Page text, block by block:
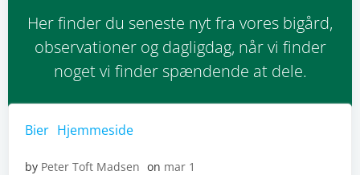
Her finder du seneste nyt fra vores bigård,
observationer og dagligdag, når vi finder
noget vi finder spændende at dele.
Bier Hjemmeside
by Peter Toft Madsen on mar 1